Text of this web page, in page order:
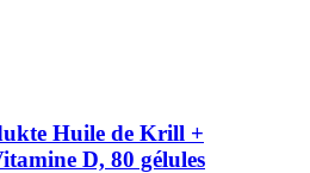
Huile de Krill +
D, 80 gélules